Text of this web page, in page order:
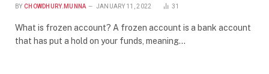
BY CHOWDHURY.MUNNA JANUARY 11, 2022 31
What is frozen account? A frozen account is a bank account
that has put a hold on your funds, meaning…